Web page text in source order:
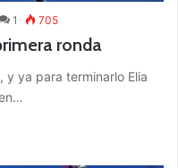
1 705
ronda
y ya para terminarlo Elia